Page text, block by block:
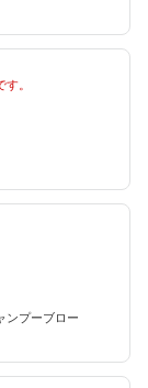
。
ンプーブロー